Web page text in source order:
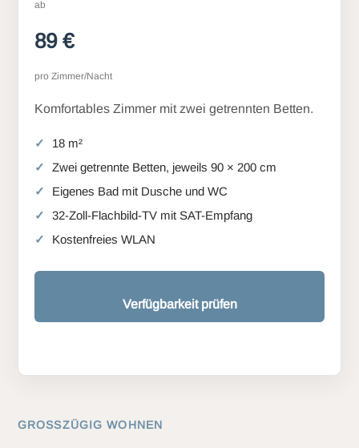
ab
89 €
pro Zimmer/Nacht
Komfortables Zimmer mit zwei getrennten Betten.
18 m²
Zwei getrennte Betten, jeweils 90 × 200 cm
Eigenes Bad mit Dusche und WC
32-Zoll-Flachbild-TV mit SAT-Empfang
Kostenfreies WLAN
Verfügbarkeit prüfen
GROSSZÜGIG WOHNEN